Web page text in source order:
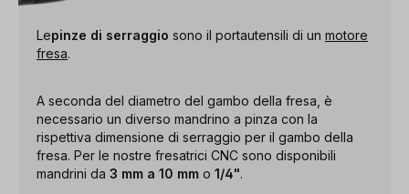
Lepinze di serraggio sono il portautensili di un motore
fresa.
A seconda del diametro del gambo della fresa, è
necessario un diverso mandrino a pinza con la
rispettiva dimensione di serraggio per il gambo della
fresa. Per le nostre fresatrici CNC sono disponibili
mandrini da 3 mm a 10 mm o 1/4".